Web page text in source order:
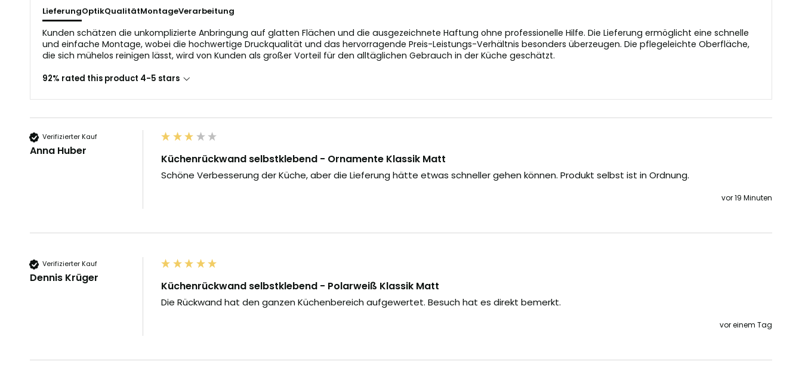
LieferungOptikQualitätMontageVerarbeitung
Kunden schätzen die unkomplizierte Anbringung auf glatten Flächen und die ausgezeichnete Haftung ohne professionelle Hilfe. Die Lieferung ermöglicht eine schnelle
und einfache Montage, wobei die hochwertige Druckqualität und das hervorragende Preis-Leistungs-Verhältnis besonders überzeugen. Die pflegeleichte Oberfläche,
die sich mühelos reinigen lässt, wird von Kunden als großer Vorteil für den alltäglichen Gebrauch in der Küche geschätzt.
92% rated this product 4-5 stars
Verifizierter Kauf
Anna Huber
Küchenrückwand selbstklebend - Ornamente Klassik Matt
Schöne Verbesserung der Küche, aber die Lieferung hätte etwas schneller gehen können. Produkt selbst ist in Ordnung.
vor 19 Minuten
Verifizierter Kauf
Dennis Krüger
Küchenrückwand selbstklebend - Polarweiß Klassik Matt
Die Rückwand hat den ganzen Küchenbereich aufgewertet. Besuch hat es direkt bemerkt.
vor einem Tag